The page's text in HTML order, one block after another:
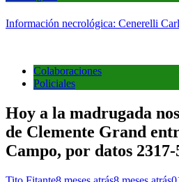
Información necrológica: Cenerelli
Colaboraciones
Policiales
Hoy a la madrugada
de Clemente Grand
Campo, por datos 2317-